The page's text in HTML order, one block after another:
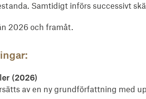
Samtidigt införs successivt
2026 och framåt.
(2026)
av en ny grundförfattning med